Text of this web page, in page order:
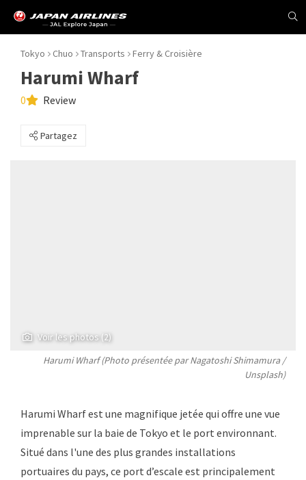
Tokyo Chuo Transports Ferry & Croisière
Harumi Wharf
0 Review
Partagez
Voir les photos (2)
Harumi Wharf (Photo présentée parNagatoshi Shimamura/
Unsplash)
Harumi Wharf est une magnifique jetée qui offre une vue
imprenable sur la baie de Tokyo et le port environnant.
Situé dans l'une des plus grandes installations
portuaires du pays, ce port d’escale est principalement